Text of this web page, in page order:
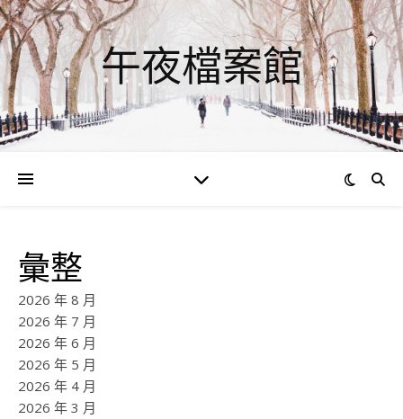
午夜檔案館
彙整
2026 年 8 月
2026 年 7 月
2026 年 6 月
2026 年 5 月
2026 年 4 月
2026 年 3 月